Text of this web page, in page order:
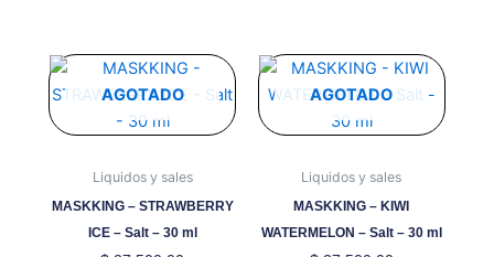
AGOTADO
Liquidos y sales
MASKKING – STRAWBERRY
ICE – Salt – 30 ml
Este
producto
tiene
variantes.
Las
opciones
se
AGOTADO
Liquidos y sales
MASKKING – KIWI
WATERMELON – Salt – 30 ml
Este
producto
tiene
variantes.
Las
opciones
se